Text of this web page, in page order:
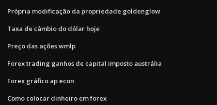
Própria modificação da propriedade goldenglow
Taxa de câmbio do dólar hoje
Preço das ações wmlp
Forex trading ganhos de capital imposto austrália
Forex gráfico ap econ
Como colocar dinheiro em forex